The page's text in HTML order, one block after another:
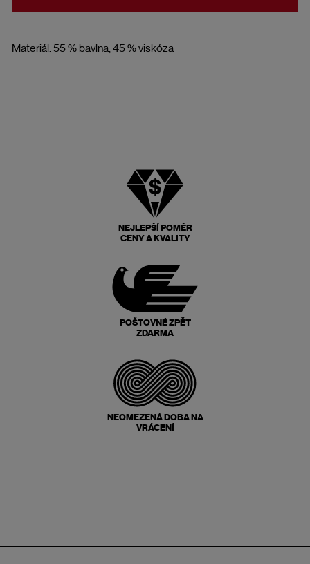
Materiál: 55 % bavlna, 45 % viskóza
NEJLEPŠÍ POMĚR
CENY A KVALITY
POŠTOVNÉ ZPĚT
ZDARMA
NEOMEZENÁ DOBA NA
VRÁCENÍ